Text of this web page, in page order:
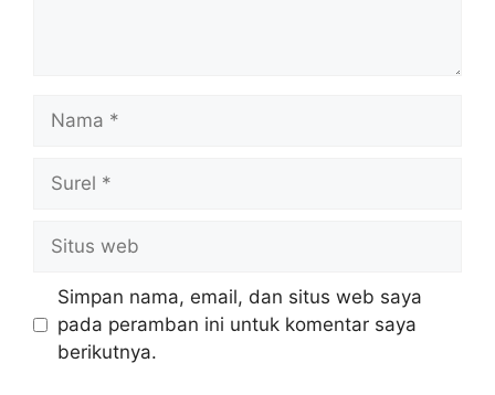
Nama
Surel
Situs
web
Simpan nama, email, dan situs web saya
pada peramban ini untuk komentar saya
berikutnya.